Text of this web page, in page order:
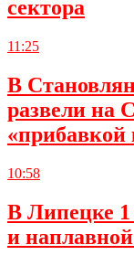
сектора
11:25
В
развели на
«прибавкой
10:58
В Липецке 1
и